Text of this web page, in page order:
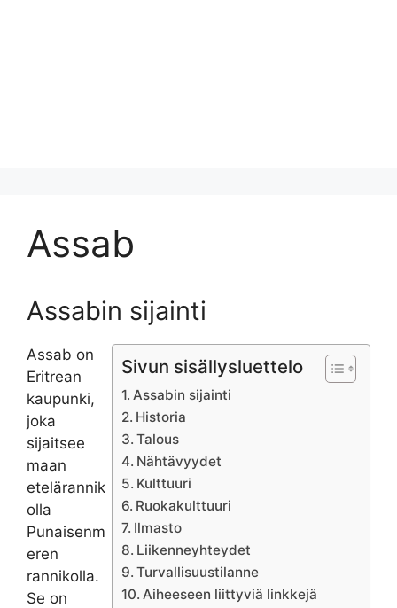
Assab
Assabin sijainti
Sivun sisällysluettelo
Assabin sijainti
Historia
Talous
Nähtävyydet
Kulttuuri
Ruokakulttuuri
Ilmasto
Liikenneyhteydet
Turvallisuustilanne
Aiheeseen liittyviä linkkejä
Assab on
Eritrean
kaupunki,
joka
sijaitsee
maan
etelärannik
olla
Punaisenm
eren
rannikolla.
Se on